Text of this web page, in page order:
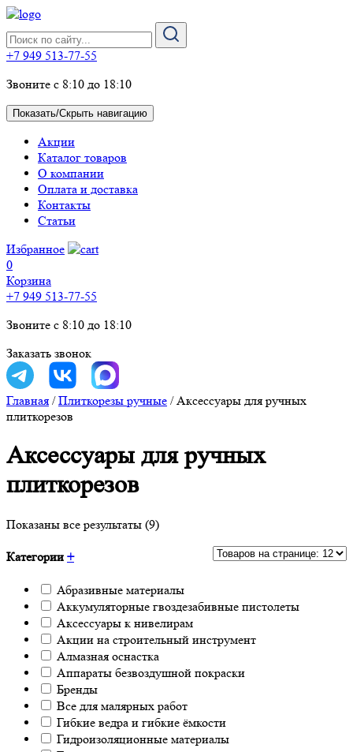
+7 949 513-77-55
Звоните с 8:10 до 18:10
Показать/Скрыть навигацию
Акции
Каталог товаров
О компании
Оплата и доставка
Контакты
Статьи
Избранное
0
Корзина
+7 949 513-77-55
Звоните с 8:10 до 18:10
Заказать звонок
Главная /Плиткорезы ручные /Аксессуары для ручных
плиткорезов
Аксессуары для ручных
плиткорезов
Показаны все результаты (9)
Категории +
Абразивные материалы
Аккумуляторные гвоздезабивные пистолеты
Аксессуары к нивелирам
Акции на строительный инструмент
Алмазная оснастка
Аппараты безвоздушной покраски
Бренды
Все для малярных работ
Гибкие ведра и гибкие ёмкости
Гидроизоляционные материалы